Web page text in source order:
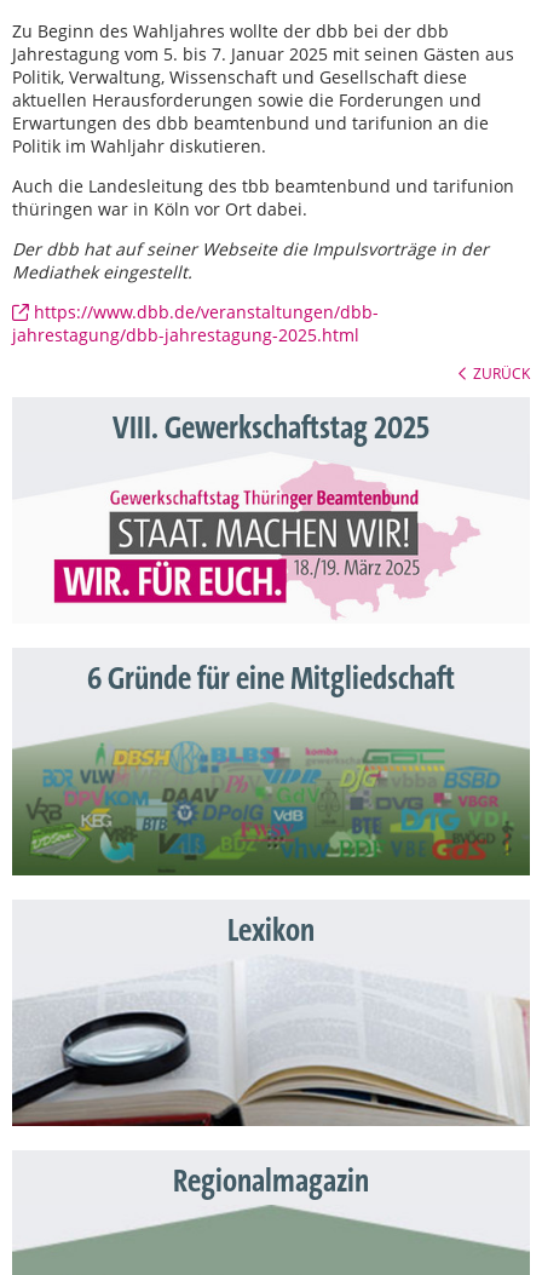
Zu Beginn des Wahljahres wollte der dbb bei der dbb
Jahrestagung vom 5. bis 7. Januar 2025 mit seinen Gästen aus
Politik, Verwaltung, Wissenschaft und Gesellschaft diese
aktuellen Herausforderungen sowie die Forderungen und
Erwartungen des dbb beamtenbund und tarifunion an die
Politik im Wahljahr diskutieren.
Auch die Landesleitung des tbb beamtenbund und tarifunion
thüringen war in Köln vor Ort dabei.
Der dbb hat auf seiner Webseite die Impulsvorträge in der
Mediathek eingestellt.
https://www.dbb.de/veranstaltungen/dbb-
jahrestagung/dbb-jahrestagung-2025.html
ZURÜCK
VIII. Gewerkschaftstag 2025
6 Gründe für eine Mitgliedschaft
Lexikon
Regionalmagazin